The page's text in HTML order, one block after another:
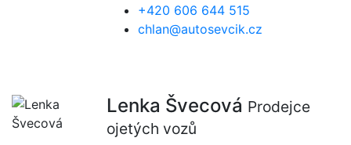
+420 606 644 515
chlan@autosevcik.cz
Lenka Švecová Prodejce
ojetých vozů